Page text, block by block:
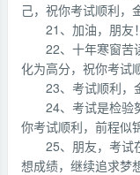
己，祝你考试顺利，
21、加油，朋友
22、十年寒窗苦
化为高分，祝你考试
23、考试顺利，
24、考试是检验
你考试顺利，前程似
25、朋友，考试
想成绩，继续追求梦